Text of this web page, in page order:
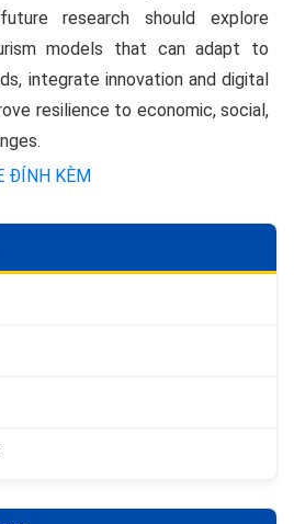
research should explore
models that can adapt to
integrate innovation and digital
resilience to economic, social,
ĐÍNH KÈM